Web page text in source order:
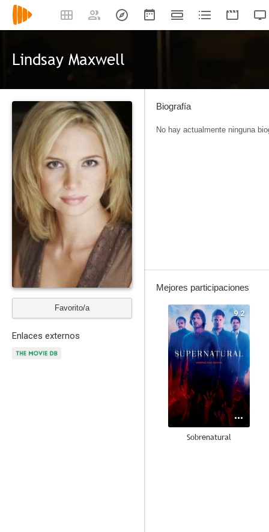
Lindsay Maxwell
Favorito/a
Enlaces externos
Biografía
No hay actualmente ninguna
Mejores participaciones
9.2
Sobrenatural